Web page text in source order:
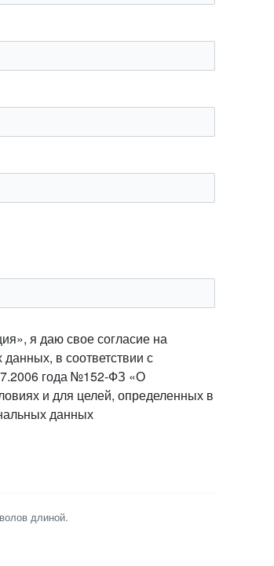
я даю свое согласие на
в соответствии с
года №152-ФЗ «О
и для целей, определенных в
данных
длиной.